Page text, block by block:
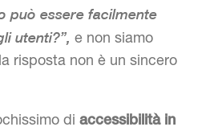
può essere facilmente
utenti?”, e non siamo
risposta non è un sincero
di accessibilità in